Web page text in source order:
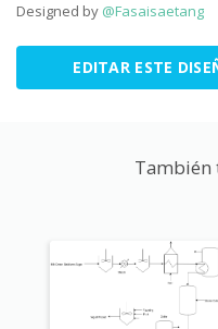
Designed by @Fasaisaetang
EDITAR ESTE
También